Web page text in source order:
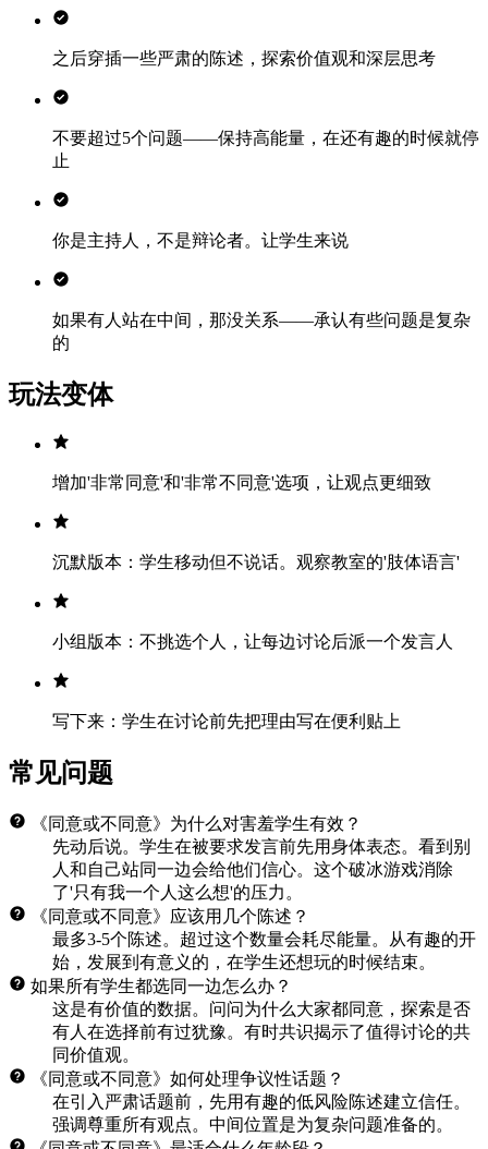
之后穿插一些严肃的陈述，探索价值观和深层思考
不要超过5个问题——保持高能量，在还有趣的时候就停
止
你是主持人，不是辩论者。让学生来说
如果有人站在中间，那没关系——承认有些问题是复杂
的
玩法变体
增加'非常同意'和'非常不同意'选项，让观点更细致
沉默版本：学生移动但不说话。观察教室的'肢体语言'
小组版本：不挑选个人，让每边讨论后派一个发言人
写下来：学生在讨论前先把理由写在便利贴上
常见问题
《同意或不同意》为什么对害羞学生有效？
先动后说。学生在被要求发言前先用身体表态。看到别
人和自己站同一边会给他们信心。这个破冰游戏消除
了'只有我一个人这么想'的压力。
《同意或不同意》应该用几个陈述？
最多3-5个陈述。超过这个数量会耗尽能量。从有趣的开
始，发展到有意义的，在学生还想玩的时候结束。
如果所有学生都选同一边怎么办？
这是有价值的数据。问问为什么大家都同意，探索是否
有人在选择前有过犹豫。有时共识揭示了值得讨论的共
同价值观。
《同意或不同意》如何处理争议性话题？
在引入严肃话题前，先用有趣的低风险陈述建立信任。
强调尊重所有观点。中间位置是为复杂问题准备的。